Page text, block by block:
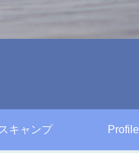
キャンプ Profile